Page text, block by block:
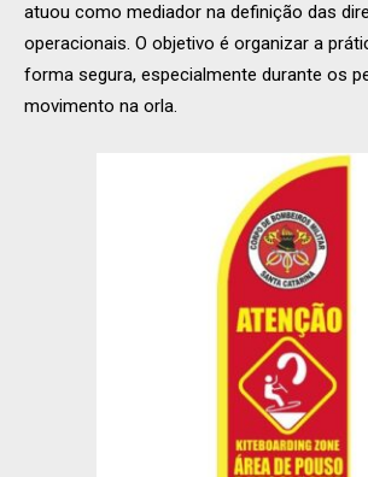
atuou como mediador na definição das
operacionais. O objetivo é organizar a
forma segura, especialmente durante os
movimento na orla.